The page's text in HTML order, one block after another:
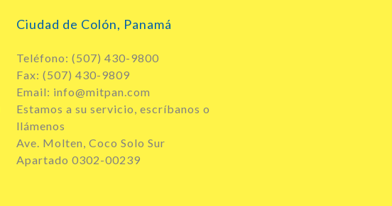
Ciudad de Colón, Panamá
Teléfono: (507) 430-9800
Fax: (507) 430-9809
Email: info@mitpan.com
Estamos a su servicio, escríbanos o
llámenos
Ave. Molten, Coco Solo Sur
Apartado 0302-00239